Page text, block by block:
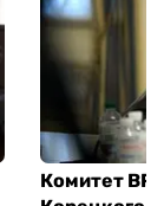
Комитет ВР